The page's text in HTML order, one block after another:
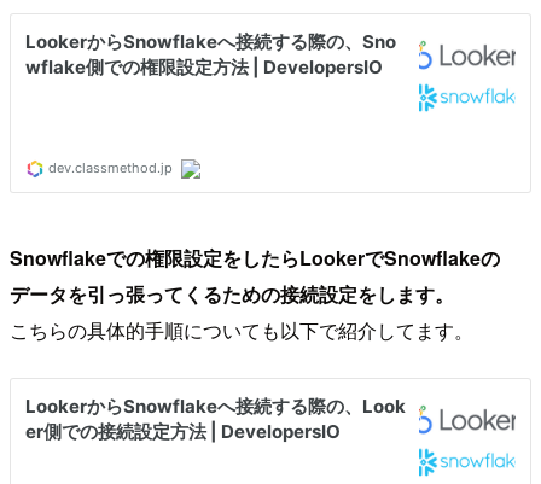
Snowflakeでの権限設定をしたらLookerでSnowflakeの
データを引っ張ってくるための接続設定をします。
こちらの具体的手順についても以下で紹介してます。